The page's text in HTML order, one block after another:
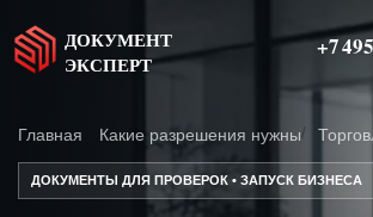
ДОКУМЕНТ
ЭКСПЕРТ
+7
Главная Какие разрешения нужны
ДОКУМЕНТЫ ДЛЯ ПРОВЕРОК • ЗАПУСК БИЗНЕСА